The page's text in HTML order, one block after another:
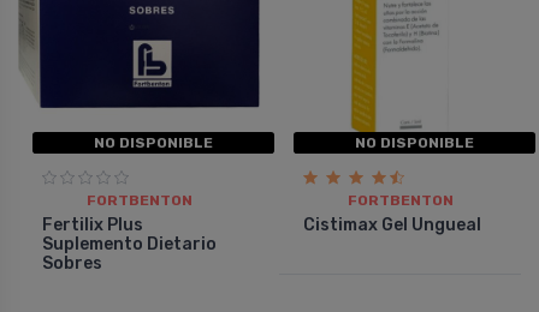
NO DISPONIBLE
FORTBENTON
Fertilix Plus
Suplemento Dietario
Sobres
NO DISPONIBLE
FORTBENTON
Cistimax Gel Ungueal